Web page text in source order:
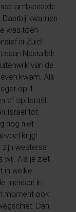
ambassade
kwamen
was toen
in Zuid-
Nasrallah
van de
kwam. Als
op 1
af op Israël.
Israël tot
nog niet
krijgt
zijn westerse
wij. Als je ziet
in welke
mensen in
moment ook
Dan